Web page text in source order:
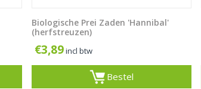
Biologische Prei Zaden 'Hannibal'
(herfstreuzen)
€3,89incl btw
Bestel